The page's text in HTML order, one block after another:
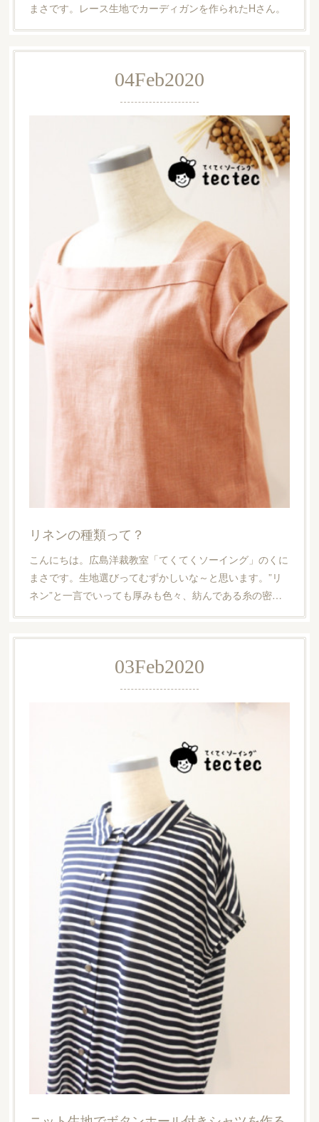
まさです。レース生地でカーディガンを作られたHさん。
04Feb2020
リネンの種類って？
こんにちは。広島洋裁教室「てくてくソーイング」のくに
まさです。生地選びってむずかしいな～と思います。”リ
ネン”と一言でいっても厚みも色々、紡んである糸の密…
03Feb2020